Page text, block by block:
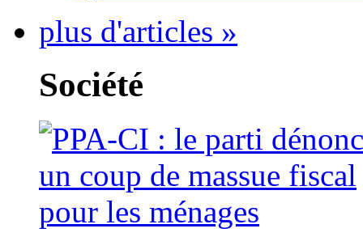
plus d'articles »
Société